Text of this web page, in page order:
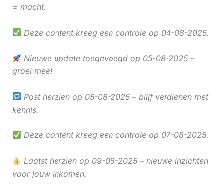
= macht.
Deze content kreeg een controle op 04-08-2025.
Nieuwe update toegevoegd op 05-08-2025 –
groei mee!
Post herzien op 05-08-2025 – blijf verdienen met
kennis.
Deze content kreeg een controle op 07-08-2025.
Laatst herzien op 09-08-2025 – nieuwe inzichten
voor jouw inkomen.